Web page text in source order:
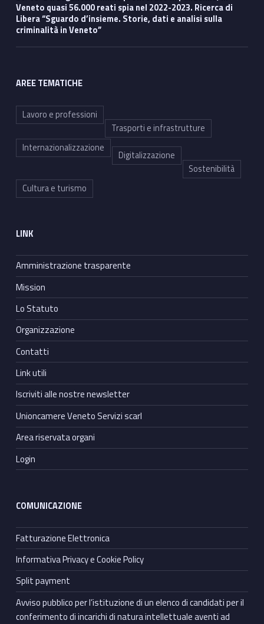
Veneto quasi 56.000 reati spia nel 2022-2023. Ricerca di
Libera “Sguardo d’insieme. Storie, dati e analisi sulla
criminalità in Veneto”
AREE TEMATICHE
Lavoro e professioni
Trasporti e infrastrutture
Internazionalizzazione
Digitalizzazione
Sostenibilità
Cultura e turismo
LINK
Amministrazione trasparente
Mission
Lo Statuto
Organizzazione
Contatti
Link utili
Iscriviti alle nostre newsletter
Unioncamere Veneto Servizi scarl
Area riservata organi
Login
COMUNICAZIONE
Fatturazione Elettronica
Informativa Privacy e Cookie Policy
Split payment
Avviso pubblico per l’istituzione di un elenco di candidati per il
conferimento di incarichi di natura intellettuale aventi ad